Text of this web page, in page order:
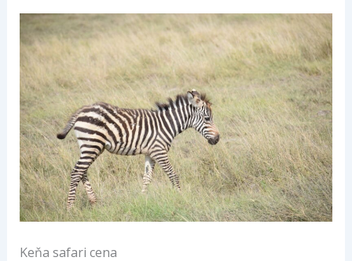
Keňa safari cena